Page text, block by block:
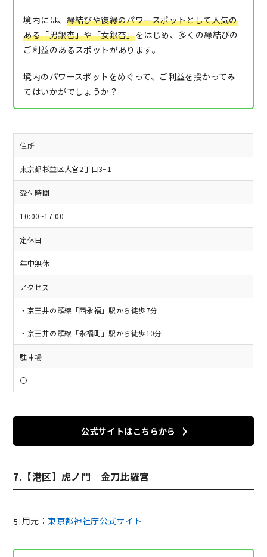
境内には、 縁結びや復縁のパワースポットとして人気の
ある「男銀杏」や「女銀杏」をはじめ、多くの縁結びの
ご利益のあるスポットがあります。
境内のパワースポットをめぐって、ご利益を授かってみ
てはいかがでしょうか？
住所
東京都杉並区大宮2丁目3−1
受付時間
10:00~17:00
定休日
年中無休
アクセス
・京王井の頭線「西永福」駅から徒歩7分
・京王井の頭線「永福町」駅から徒歩10分
駐車場
〇
公式サイトはこちらから
7.【港区】虎ノ門 金刀比羅宮
引用元：東京都神社庁公式サイト